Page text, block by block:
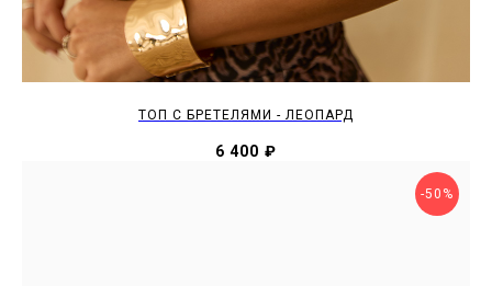
ТОП С БРЕТЕЛЯМИ - ЛЕОПАРД
6 400 ₽
-50%